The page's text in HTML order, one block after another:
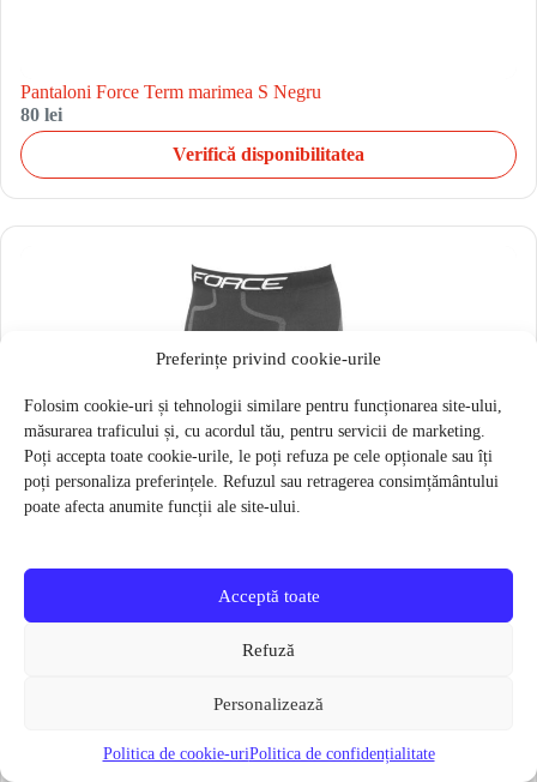
Preferințe privind cookie-urile
Folosim cookie-uri și tehnologii similare pentru funcționarea site-ului,
măsurarea traficului și, cu acordul tău, pentru servicii de marketing.
Poți accepta toate cookie-urile, le poți refuza pe cele opționale sau îți
poți personaliza preferințele. Refuzul sau retragerea consimțământului
poate afecta anumite funcții ale site-ului.
Acceptă toate
Refuză
Personalizează
Politica de cookie-uriPolitica de confidențialitate
Pantaloni Force Term marimea S Negru
80 lei
Verifică disponibilitatea
Pantaloni functionali Force Frost marime L-XL Negru